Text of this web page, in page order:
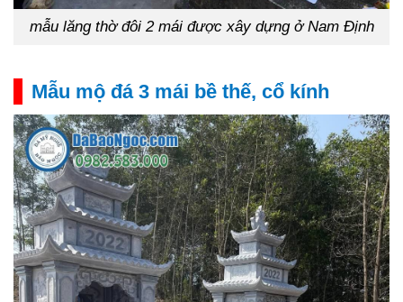
mẫu lăng thờ đôi 2 mái được xây dựng ở Nam Định
Mẫu mộ đá 3 mái bề thế, cổ kính